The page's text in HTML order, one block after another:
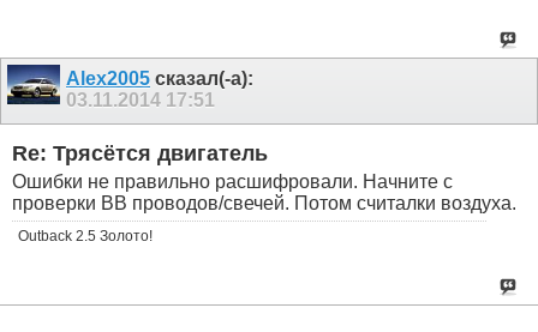
Alex2005 сказал(-а):
03.11.2014 17:51
Re: Трясётся двигатель
Ошибки не правильно расшифровали. Начните с
проверки ВВ проводов/свечей. Потом считалки воздуха.
Outback 2.5 Золото!